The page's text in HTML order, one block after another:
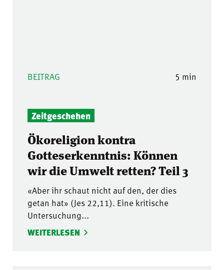
BEITRAG 5 min
Zeitgeschehen
Ökoreligion kontra
Gotteserkenntnis: Können
wir die Umwelt retten? Teil 3
«Aber ihr schaut nicht auf den, der dies
getan hat» (Jes 22,11). Eine kritische
Untersuchung...
WEITERLESEN